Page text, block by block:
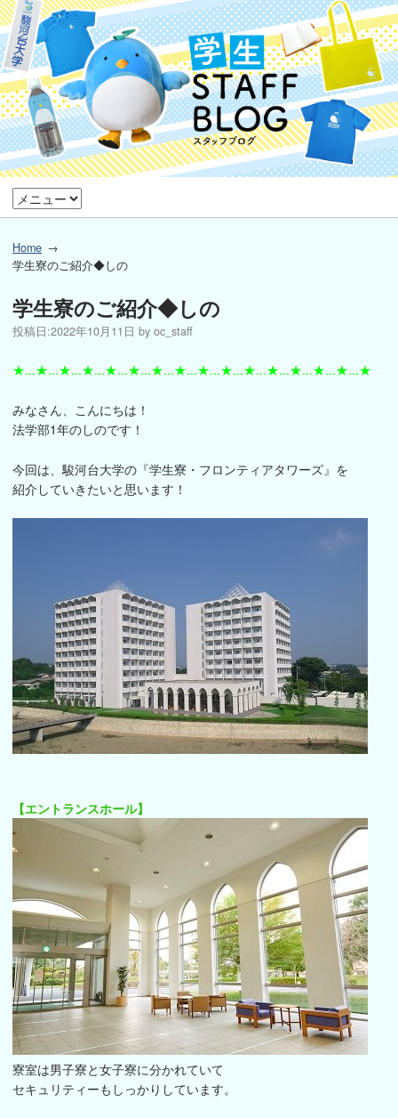
Home
学生寮のご紹介◆しの
学生寮のご紹介◆しの
投稿日:2022年10月11日 by oc_staff
★...★...★...★...★...★...★...★...★...★...★...★...★...★...★...★
みなさん、こんにちは！
法学部1年のしのです！
今回は、駿河台大学の『学生寮・フロンティアタワーズ』を
紹介していきたいと思います！
【エントランスホール】
寮室は男子寮と女子寮に分かれていて
セキュリティーもしっかりしています。